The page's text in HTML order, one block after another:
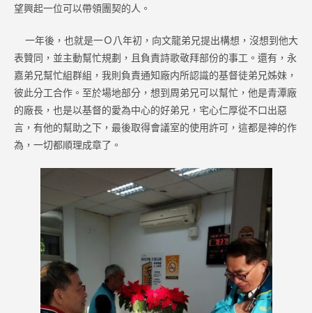
望興起一位可以帶領團契的人。
一年後，也就是一Ｏ八年初，向文龍弟兄提出構想，沒想到他大
表贊同，並主動幫忙規劃，且負責詩歌敬拜部份的事工。還有，永
嘉弟兄幫忙組群組，我則負責通知廠内所認識的基督徒弟兄姊妹，
彼此分工合作。至於場地部分，想到周弟兄可以幫忙，他是青潭廠
的廠長，也是以基督的愛為中心的好弟兄，宅心仁厚從不口出惡
言，有他的幫助之下，最後取得會議室的使用許可，這都是神的作
為，一切都順理成章了。